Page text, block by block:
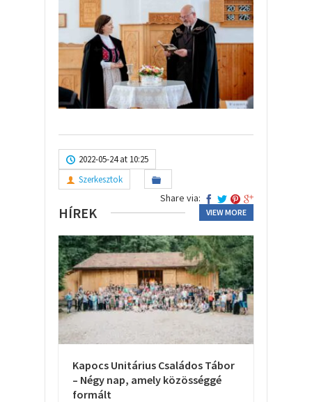
2022-05-24 at 10:25
Szerkesztok
Share via:
HÍREK VIEW MORE
Kapocs Unitárius Családos Tábor
– Négy nap, amely közösséggé
formált